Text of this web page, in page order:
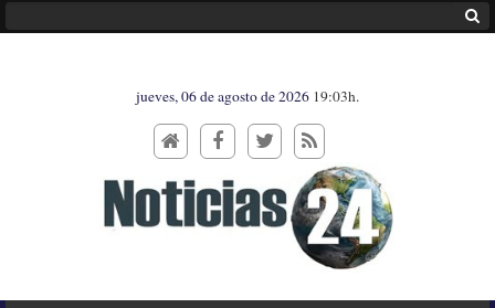
jueves, 06 de agosto de 2026 19:03h.